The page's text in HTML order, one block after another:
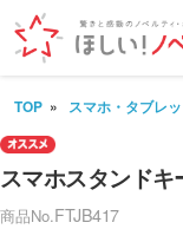
TOP スマホ・タブレ
スマホスタンドキ
商品No.FTJB417